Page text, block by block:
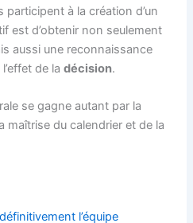
à la création d’un
est d’obtenir non seulement
aussi une reconnaissance
de ladécision.
se gagne autant par la
maîtrise du calendrier et de la
l’équipe